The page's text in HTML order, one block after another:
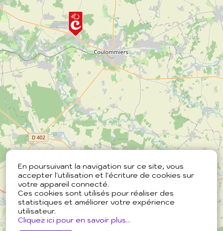
En poursuivant la navigation sur ce site, vous
accepter l'utilisation et l'écriture de cookies sur
votre appareil connecté.
Ces cookies sont utilisés pour réaliser des
statistiques et améliorer votre expérience
utilisateur.
Cliquez ici pour en savoir plus...